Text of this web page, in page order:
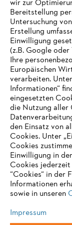
Häufig
Support
Datenschutz
Rechtliche
STIHL VERTRIEBS
IHR
Sie nutzen einen
eine optimale
einem der
wir zur
Bereitstellung
Untersuchung
Erstellung
Einwilligung
(z.B. Google
Ihre
Europäischen
verarbeiten.
Informationen“
eingesetzten
die Nutzung aller
den Einsatz von
Cookies. Unter
Cookies
Einwilligung in
Cookies
“Cookies“ in der
Informationen
sowie in unseren
Impressum